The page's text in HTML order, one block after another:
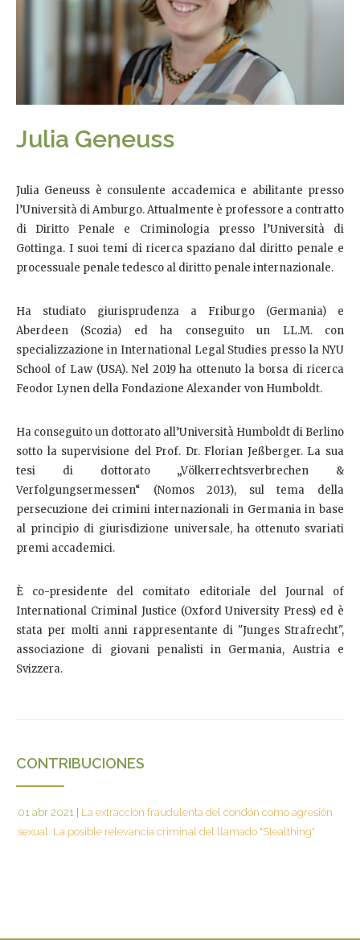
Julia Geneuss
Julia Geneuss è consulente accademica e abilitante presso
l’Università di Amburgo. Attualmente è professore a contratto
di Diritto Penale e Criminologia presso l’Università di
Gottinga. I suoi temi di ricerca spaziano dal diritto penale e
processuale penale tedesco al diritto penale internazionale.
Ha studiato giurisprudenza a Friburgo (Germania) e
Aberdeen (Scozia) ed ha conseguito un LL.M. con
specializzazione in International Legal Studies presso la NYU
School of Law (USA). Nel 2019 ha ottenuto la borsa di ricerca
Feodor Lynen della Fondazione Alexander von Humboldt.
Ha conseguito un dottorato all’Università Humboldt di Berlino
sotto la supervisione del Prof. Dr. Florian Jeßberger. La sua
tesi di dottorato „Völkerrechtsverbrechen &
Verfolgungsermessen“ (Nomos 2013), sul tema della
persecuzione dei crimini internazionali in Germania in base
al principio di giurisdizione universale, ha ottenuto svariati
premi accademici.
È co-presidente del comitato editoriale del Journal of
International Criminal Justice (Oxford University Press) ed è
stata per molti anni rappresentante di "Junges Strafrecht",
associazione di giovani penalisti in Germania, Austria e
Svizzera.
CONTRIBUCIONES
01 abr 2021 | La extracción fraudulenta del condón como agresión
sexual. La posible relevancia criminal del llamado "Stealthing"